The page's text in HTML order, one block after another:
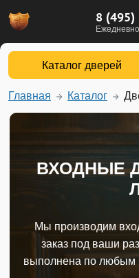
8 (495)
Каталог дверей
Главная Каталог
ВХОДНЫЕ
Мы производим
заказ под ваши
выполнена по любым